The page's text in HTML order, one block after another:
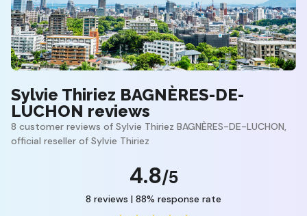
Sylvie Thiriez BAGNÈRES-DE-
LUCHON reviews
8 customer reviews of Sylvie Thiriez BAGNÈRES-DE-LUCHON,
official reseller of Sylvie Thiriez
4.8/5
8 reviews | 88% response rate